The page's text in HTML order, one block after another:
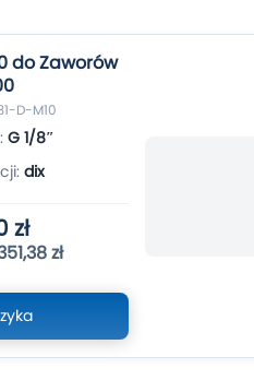
do Zaworów
D-M10
G 1/8″
dix
zł
zł